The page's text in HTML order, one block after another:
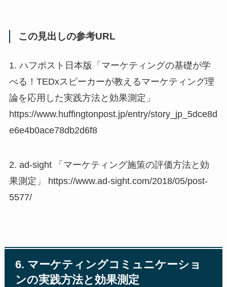
この見出しの参考URL
1. ハフポスト日本版「マーケティングの基礎が学
べる！TEDxスピーカーが教えるマーケティング理
論を応用した実践方法と効果測定」
https://www.huffingtonpost.jp/entry/story_jp_5dce8d
e6e4b0ace78db2d6f8
2. ad-sight 「マーケティング施策の評価方法と効
果測定」 https://www.ad-sight.com/2018/05/post-
5577/
6. マーケティングコミュニケーショ
ンの実践方法と効果測定